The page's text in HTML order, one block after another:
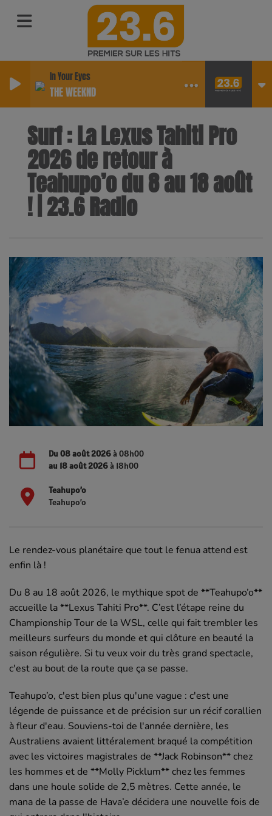
In Your Eyes
THE WEEKND
Surf : La Lexus Tahiti Pro
2026 de retour à
Teahupo’o du 8 au 18 août
! | 23.6 Radio
Du 08 août 2026à 08h00
au 18 août 2026à 18h00
Teahupo’o
Teahupo’o
Le rendez-vous planétaire que tout le fenua attend est
enfin là !
Du 8 au 18 août 2026, le mythique spot de **Teahupo’o**
accueille la **Lexus Tahiti Pro**. C’est l’étape reine du
Championship Tour de la WSL, celle qui fait trembler les
meilleurs surfeurs du monde et qui clôture en beauté la
saison régulière. Si tu veux voir du très grand spectacle,
c'est au bout de la route que ça se passe.
Teahupo’o, c'est bien plus qu'une vague : c'est une
légende de puissance et de précision sur un récif corallien
à fleur d'eau. Souviens-toi de l'année dernière, les
Australiens avaient littéralement braqué la compétition
avec les victoires magistrales de **Jack Robinson** chez
les hommes et de **Molly Picklum** chez les femmes
dans une houle solide de 2,5 mètres. Cette année, le
mana de la passe de Hava’e décidera une nouvelle fois de